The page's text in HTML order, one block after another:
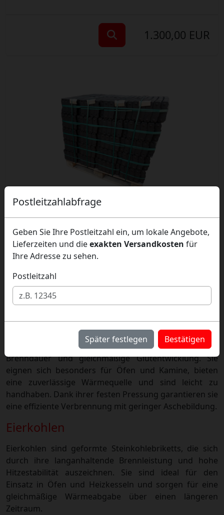
Postleitzahlabfrage
Geben Sie Ihre Postleitzahl ein, um lokale Angebote,
Lieferzeiten und dieexakten Versandkosten für
Ihre Adresse zu sehen.
Postleitzahl
Später festlegen Bestätigen
1.300,00 EUR
Rekord - Bündelbriketts
(Braunkohlebriketts), 1 Palette (40x25kg)
560,00 EUR
Braunkohlebriketts
Unsere Braunkohlebriketts überzeugen durch lange
Brenndauer und gleichmäßige Glutentwicklung. Sie
eignen sich besonders für Öfen und Kamine, bieten
eine zuverlässige Wärmequelle und sind leicht zu
handhaben. Dank ihrer festen Pressung garantieren sie
eine effiziente Verbrennung mit geringer Aschebildung.
Eierkohlen
Eierkohlen sind geformte Steinkohlebriketts, die sich
durch ihre langanhaltende Brennleistung und hohe
Hitzestabilität auszeichnen. Sie sind ideal für den
Einsatz in Öfen und Heizkesseln und sorgen für eine
gleichmäßige Wärmeabgabe über einen längeren
Zeitraum.